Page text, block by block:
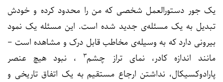
یک جور دستورالعمل شخصی که من را محدود کرده و خودش
تبدیل به یک مسئله‌ی جدید شده است. این مسئله یک نمود
بیرونی دارد که به وسیله‌ی مخاطب قابل درک و مشاهده است –
مانند اندازه کادر، نمای تراز چشم۳
، نبود هیچ عنصر
پارادوکسیکال، نداشتن ارجاع مستقیم به یک اتفاق تاریخی و